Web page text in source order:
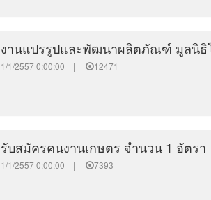
งานแปรรูปและพัฒนาผลิตภัณฑ์ มูลนิธิ
1/1/2557 0:00:00 | 12471
รับสมัครคนงานเกษตร จำนวน 1 อัตรา
1/1/2557 0:00:00 | 7393